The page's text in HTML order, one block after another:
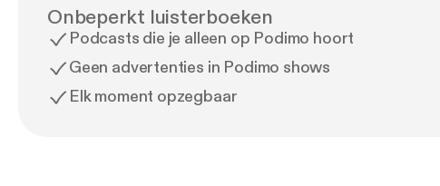
Onbeperkt luisterboeken
Podcasts die je alleen op Podimo hoort
Geen advertenties in Podimo shows
Elk moment opzegbaar